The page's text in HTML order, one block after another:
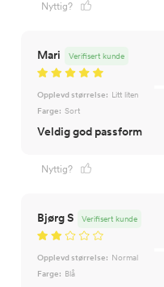
Nyttig?
Mari Verifisert kunde
Opplevd størrelse: Litt liten
Farge: Sort
Veldig god passform
Nyttig?
Bjørg S Verifisert kunde
Opplevd størrelse: Normal
Farge: Blå